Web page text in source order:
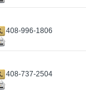
408-996-1806
408-737-2504